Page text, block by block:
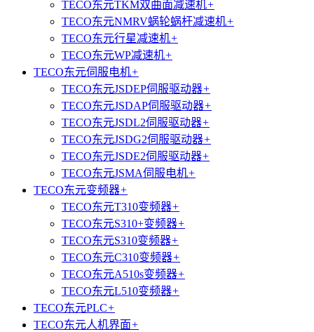
TECO东元TKM双曲面减速机+
TECO东元NMRV蜗轮蜗杆减速机+
TECO东元行星减速机+
TECO东元WP减速机+
TECO东元伺服电机+
TECO东元JSDEP伺服驱动器+
TECO东元JSDAP伺服驱动器+
TECO东元JSDL2伺服驱动器+
TECO东元JSDG2伺服驱动器+
TECO东元JSDE2伺服驱动器+
TECO东元JSMA伺服电机+
TECO东元变频器+
TECO东元T310变频器+
TECO东元S310+变频器+
TECO东元S310变频器+
TECO东元C310变频器+
TECO东元A510s变频器+
TECO东元L510变频器+
TECO东元PLC+
TECO东元人机界面+